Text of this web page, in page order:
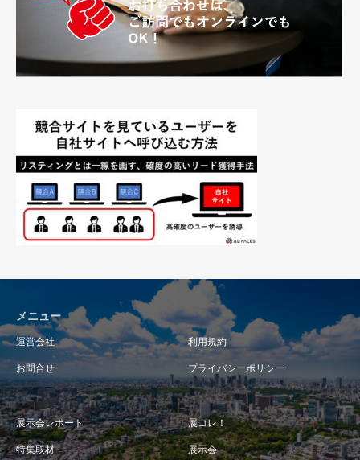
メニュー
運営会社 利用規約
お問合せ プライバシーポリシー
展示会レポート 展コレ！
特集取材 展示会